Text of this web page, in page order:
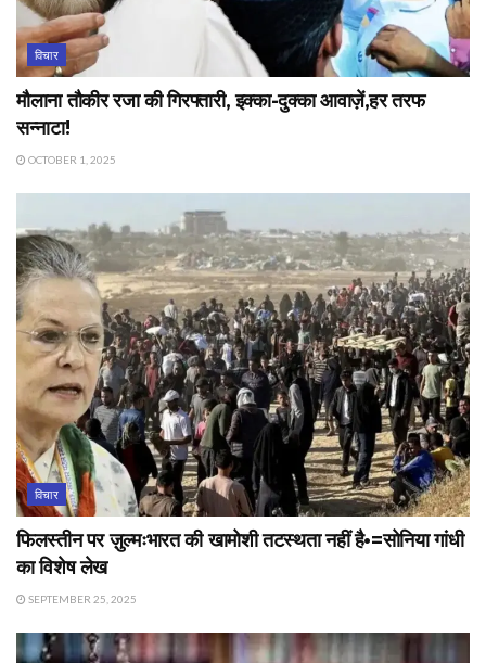
विचार
मौलाना तौकीर रजा की गिरफ्तारी, इक्का-दुक्का आवाज़ें,हर तरफ
सन्नाटा!
OCTOBER 1, 2025
विचार
फिलस्तीन पर ज़ुल्मःभारत की खामोशी तटस्थता नहीं है•=सोनिया गांधी
का विशेष लेख
SEPTEMBER 25, 2025